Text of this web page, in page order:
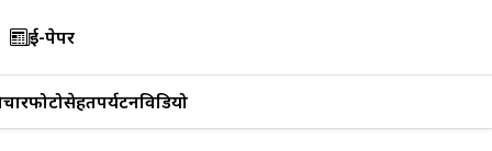
ई-पेपर
फोटोसेहतपर्यटनविडियो